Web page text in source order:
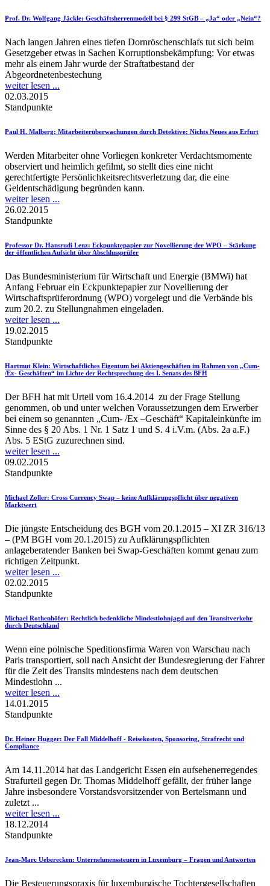
Prof. Dr. Wolfgang Jäckle: Geschäftsherrenmodell bei § 299 StGB – „Ja“ oder „Nein“?
Nach langen Jahren eines tiefen Dornröschenschlafs tut sich beim
Gesetzgeber etwas in Sachen Korruptionsbekämpfung: Vor etwas
mehr als einem Jahr wurde der Straftatbestand der
Abgeordnetenbestechung
weiter lesen ...
02.03.2015
Standpunkte
Paul H. Malberg: Mitarbeiterüberwachungen durch Detektive: Nichts Neues aus Erfurt
Werden Mitarbeiter ohne Vorliegen konkreter Verdachtsmomente
observiert und heimlich gefilmt, so stellt dies eine nicht
gerechtfertigte Persönlichkeitsrechtsverletzung dar, die eine
Geldentschädigung begründen kann.
weiter lesen ...
26.02.2015
Standpunkte
Professor Dr. Hansrudi Lenz: Eckpunktepapier zur Novellierung der WPO – Stärkung
der öffentlichen Aufsicht über Abschlussprüfer
Das Bundesministerium für Wirtschaft und Energie (BMWi) hat
Anfang Februar ein Eckpunktepapier zur Novellierung der
Wirtschaftsprüferordnung (WPO) vorgelegt und die Verbände bis
zum 20.2. zu Stellungnahmen eingeladen.
weiter lesen ...
19.02.2015
Standpunkte
Hartmut Klein: Wirtschaftliches Eigentum bei Aktiengeschäften im Rahmen von „Cum-
/Ex- Geschäften“ im Lichte der Rechtsprechung des I. Senats des BFH
Der BFH hat mit Urteil vom 16.4.2014 zu der Frage Stellung
genommen, ob und unter welchen Voraussetzungen dem Erwerber
bei einem so genannten „Cum- /Ex –Geschäft“ Kapitaleinkünfte im
Sinne des § 20 Abs. 1 Nr. 1 Satz 1 und S. 4 i.V.m. (Abs. 2a a.F.)
Abs. 5 EStG zuzurechnen sind.
weiter lesen ...
09.02.2015
Standpunkte
Michael Zoller: Cross Currency Swap – keine Aufklärungspflicht über negativen
Marktwert
Die jüngste Entscheidung des BGH vom 20.1.2015 – XI ZR 316/13
– (PM BGH vom 20.1.2015) zu Aufklärungspflichten
anlageberatender Banken bei Swap-Geschäften kommt genau zum
richtigen Zeitpunkt.
weiter lesen ...
02.02.2015
Standpunkte
Michael Rothenhöfer: Rechtlich bedenkliche Mindestlohnjagd auf den Transitverkehr
durch Deutschland
Wenn eine polnische Speditionsfirma Waren von Warschau nach
Paris transportiert, soll nach Ansicht der Bundesregierung der Fahrer
für die Zeit des Transits mindestens nach dem deutschen
Mindestlohn ...
weiter lesen ...
14.01.2015
Standpunkte
Dr. Heiner Hugger: Der Fall Middelhoff - Reisekosten, Sponsoring, Strafrecht und
Compliance
Am 14.11.2014 hat das Landgericht Essen ein aufsehenerregendes
Strafurteil gegen Dr. Thomas Middelhoff gefällt, der früher lange
Jahre insbesondere Vorstandsvorsitzender von Bertelsmann und
zuletzt ...
weiter lesen ...
18.12.2014
Standpunkte
Jean-Marc Ueberecken: Unternehmenssteuern in Luxemburg – Fragen und Antworten
Die Besteuerungspraxis für luxemburgische Tochtergesellschaften